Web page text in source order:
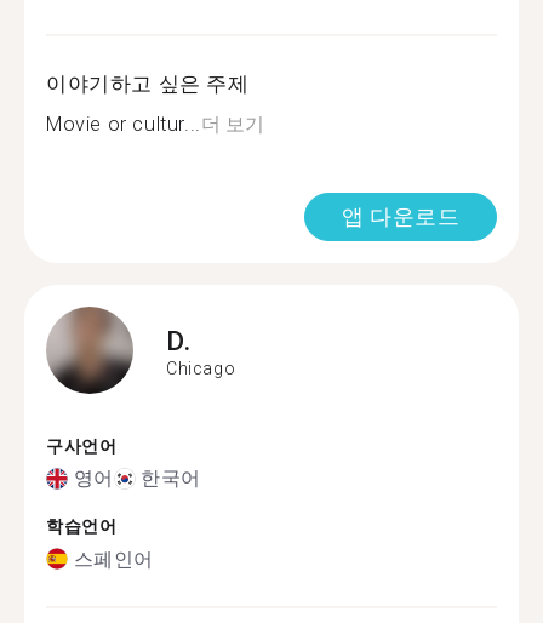
이야기하고 싶은 주제
Movie or cultur... 더 보기
앱 다운로드
D.
Chicago
구사언어
영어 한국어
학습언어
스페인어